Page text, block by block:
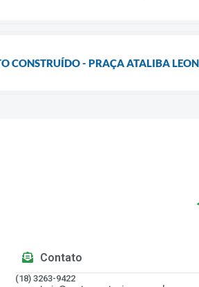
CONSTRUÍDO - PRAÇA ATALIBA
Contato
(18) 3263-9422